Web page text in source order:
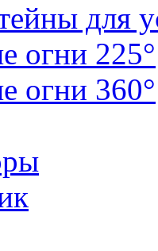
для
огни 225°
огни 360°